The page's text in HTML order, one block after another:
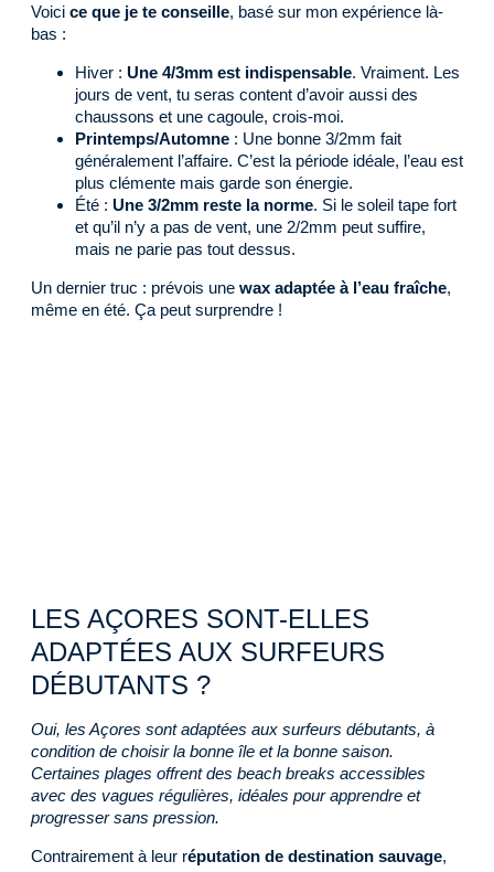
Voici ce que je te conseille, basé sur mon expérience là-
bas :
Hiver : Une 4/3mm est indispensable. Vraiment. Les
jours de vent, tu seras content d’avoir aussi des
chaussons et une cagoule, crois-moi.
Printemps/Automne : Une bonne 3/2mm fait
généralement l’affaire. C’est la période idéale, l’eau est
plus clémente mais garde son énergie.
Été : Une 3/2mm reste la norme. Si le soleil tape fort
et qu’il n’y a pas de vent, une 2/2mm peut suffire,
mais ne parie pas tout dessus.
Un dernier truc : prévois une wax adaptée à l’eau fraîche,
même en été. Ça peut surprendre !
LES AÇORES SONT-ELLES
ADAPTÉES AUX SURFEURS
DÉBUTANTS ?
Oui, les Açores sont adaptées aux surfeurs débutants, à
condition de choisir la bonne île et la bonne saison.
Certaines plages offrent des beach breaks accessibles
avec des vagues régulières, idéales pour apprendre et
progresser sans pression.
Contrairement à leur réputation de destination sauvage,